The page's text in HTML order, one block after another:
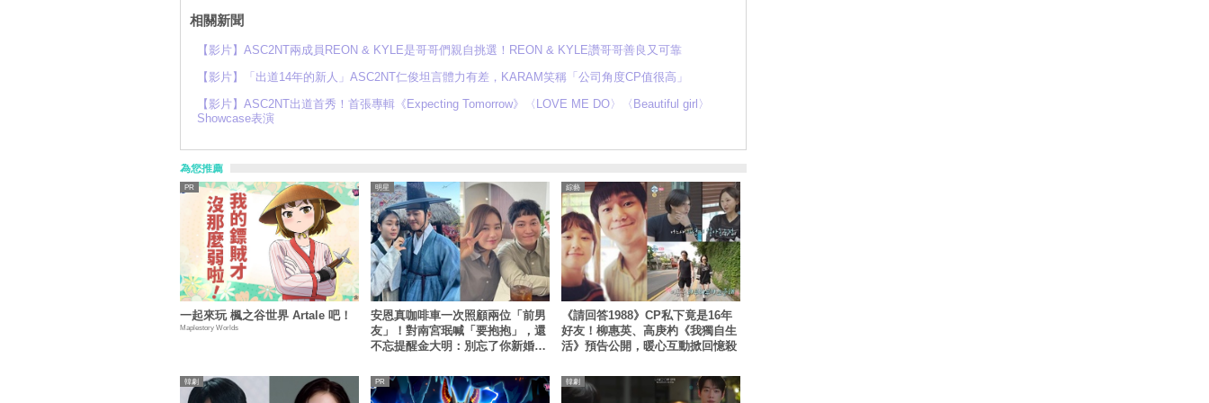
相關新聞
【影片】ASC2NT兩成員REON & KYLE是哥哥們親自挑選！REON & KYLE讚哥哥善良又可靠
【影片】「出道14年的新人」ASC2NT仁俊坦言體力有差，KARAM笑稱「公司角度CP值很高」
【影片】ASC2NT出道首秀！首張專輯《Expecting Tomorrow》〈LOVE ME DO〉〈Beautiful girl〉
Showcase表演
為您推薦
一起來玩 楓之谷世界 Artale 吧！
Maplestory Worlds
安恩真咖啡車一次照顧兩位「前男
友」！對南宮珉喊「要抱抱」，還
不忘提醒金大明：別忘了你新婚
明星
《請回答1988》CP私下竟是16年
好友！柳惠英、高庚杓《我獨自生
活》預告公開，暖心互動掀回憶殺
綜藝
韓劇 韓劇